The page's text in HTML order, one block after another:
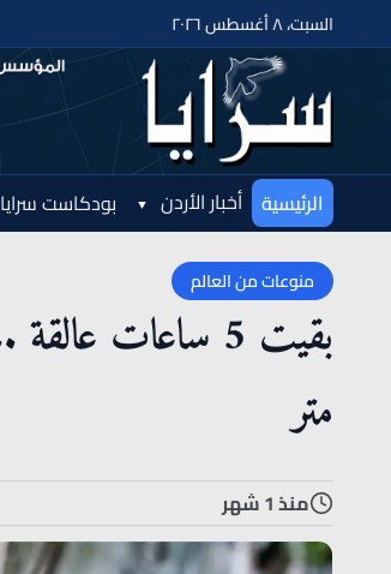
السبت، ٨ أغسطس ٢٠٢٦
الرئيسية أخبار الأردن بودكاست سرايا
منوعات من العالم
متر
منذ 1 شهر